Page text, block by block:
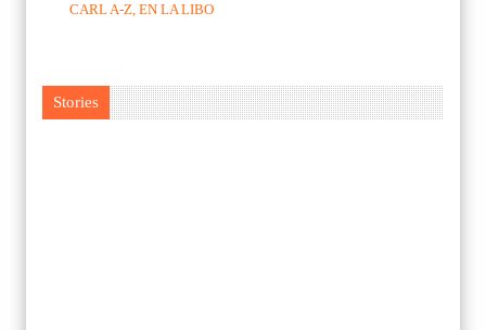
CARL A-Z, EN LA LIBO
Stories